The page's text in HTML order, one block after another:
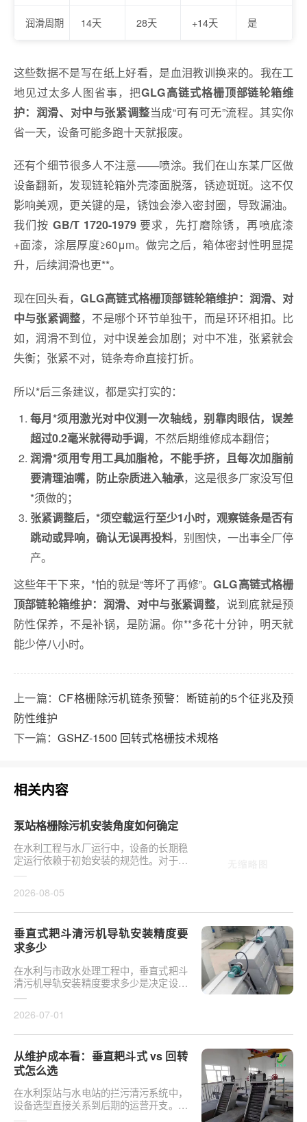
润滑周期 14天 28天 +14天 是
这些数据不是写在纸上好看，是血泪教训换来的。我在工
地见过太多人图省事，把GLG高链式格栅顶部链轮箱维
护：润滑、对中与张紧调整当成“可有可无”流程。其实你
省一天，设备可能多跑十天就报废。
还有个细节很多人不注意——喷涂。我们在山东某厂区做
设备翻新，发现链轮箱外壳漆面脱落，锈迹斑斑。这不仅
影响美观，更关键的是，锈蚀会渗入密封圈，导致漏油。
我们按GB/T 1720-1979要求，先打磨除锈，再喷底漆
+面漆，涂层厚度≥60μm。做完之后，箱体密封性明显提
升，后续润滑也更**。
现在回头看， GLG高链式格栅顶部链轮箱维护：润滑、对
中与张紧调整，不是哪个环节单独干，而是环环相扣。比
如，润滑不到位，对中误差会加剧；对中不准，张紧就会
失衡；张紧不对，链条寿命直接打折。
所以*后三条建议，都是实打实的：
每月*须用激光对中仪测一次轴线，别靠肉眼估，误差
超过0.2毫米就得动手调，不然后期维修成本翻倍；
润滑*须用专用工具加脂枪，不能手挤，且每次加脂前
要清理油嘴，防止杂质进入轴承，这是很多厂家没写但
*须做的；
张紧调整后，*须空载运行至少1小时，观察链条是否有
跳动或异响，确认无误再投料，别图快，一出事全厂停
产。
这些年干下来，*怕的就是“等坏了再修”。GLG高链式格栅
顶部链轮箱维护：润滑、对中与张紧调整，说到底就是预
防性保养，不是补锅，是防漏。你**多花十分钟，明天就
能少停八小时。
上一篇：CF格栅除污机链条预警：断链前的5个征兆及预
防性维护
下一篇： GSHZ-1500 回转式格栅技术规格
相关内容
泵站格栅除污机安装角度如何确定
在水利工程与水厂运行中，设备的长期稳
定运行依赖于初始安装的规范性。对于泵
站核心拦污设备而言，其倾斜度直接影响
2026-08-05
垂直式耙斗清污机导轨安装精度要
求多少
在水利与市政水处理工程中，垂直式耙斗
清污机导轨安装精度要求多少是决定设备
运行平稳性的核心**。导轨作为耙斗上下
2026-07-01
从维护成本看：垂直耙斗式 vs 回转
式怎么选
在水利泵站与水电站的拦污清污系统中，
设备选型直接关系到后期的运营开支。探
讨从维护成本看：垂直耙斗式 vs 回转式